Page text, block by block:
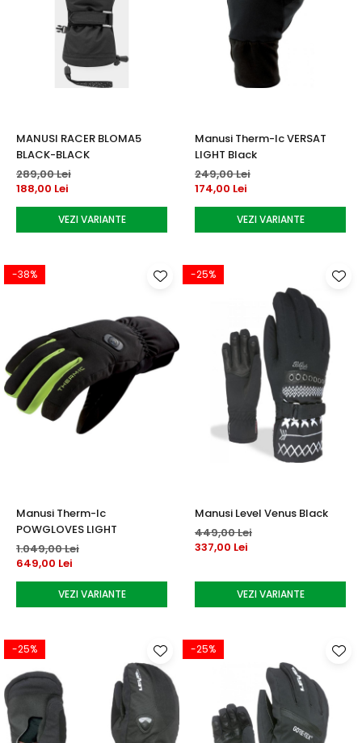
MANUSI RACER BLOMA5
BLACK-BLACK
289,00 Lei
188,00 Lei
VEZI VARIANTE
Manusi Therm-Ic VERSAT
LIGHT Black
249,00 Lei
174,00 Lei
VEZI VARIANTE
-38%
Manusi Therm-Ic
POWGLOVES LIGHT
1.049,00 Lei
649,00 Lei
VEZI VARIANTE
-25%
Manusi Level Venus Black
449,00 Lei
337,00 Lei
VEZI VARIANTE
-25% -25%